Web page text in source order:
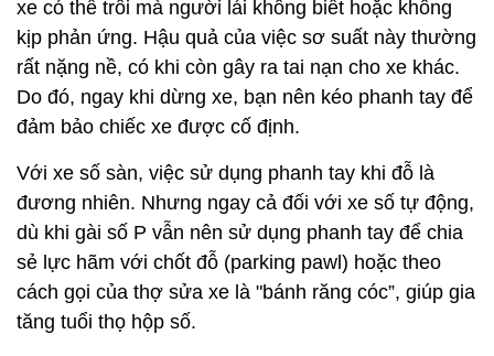
xe có thể trôi mà người lái không biết hoặc không
kịp phản ứng. Hậu quả của việc sơ suất này thường
rất nặng nề, có khi còn gây ra tai nạn cho xe khác.
Do đó, ngay khi dừng xe, bạn nên kéo phanh tay để
đảm bảo chiếc xe được cố định.
Với xe số sàn, việc sử dụng phanh tay khi đỗ là
đương nhiên. Nhưng ngay cả đối với xe số tự động,
dù khi gài số P vẫn nên sử dụng phanh tay để chia
sẻ lực hãm với chốt đỗ (parking pawl) hoặc theo
cách gọi của thợ sửa xe là "bánh răng cóc”, giúp gia
tăng tuổi thọ hộp số.